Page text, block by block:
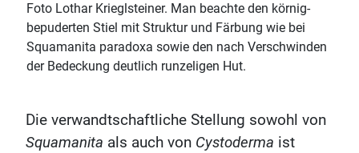
Foto Lothar Krieglsteiner. Man beachte den körnig-
bepuderten Stiel mit Struktur und Färbung wie bei
Squamanita paradoxa sowie den nach Verschwinden
der Bedeckung deutlich runzeligen Hut.
Die verwandtschaftliche Stellung sowohl von
Squamanita als auch von Cystoderma ist